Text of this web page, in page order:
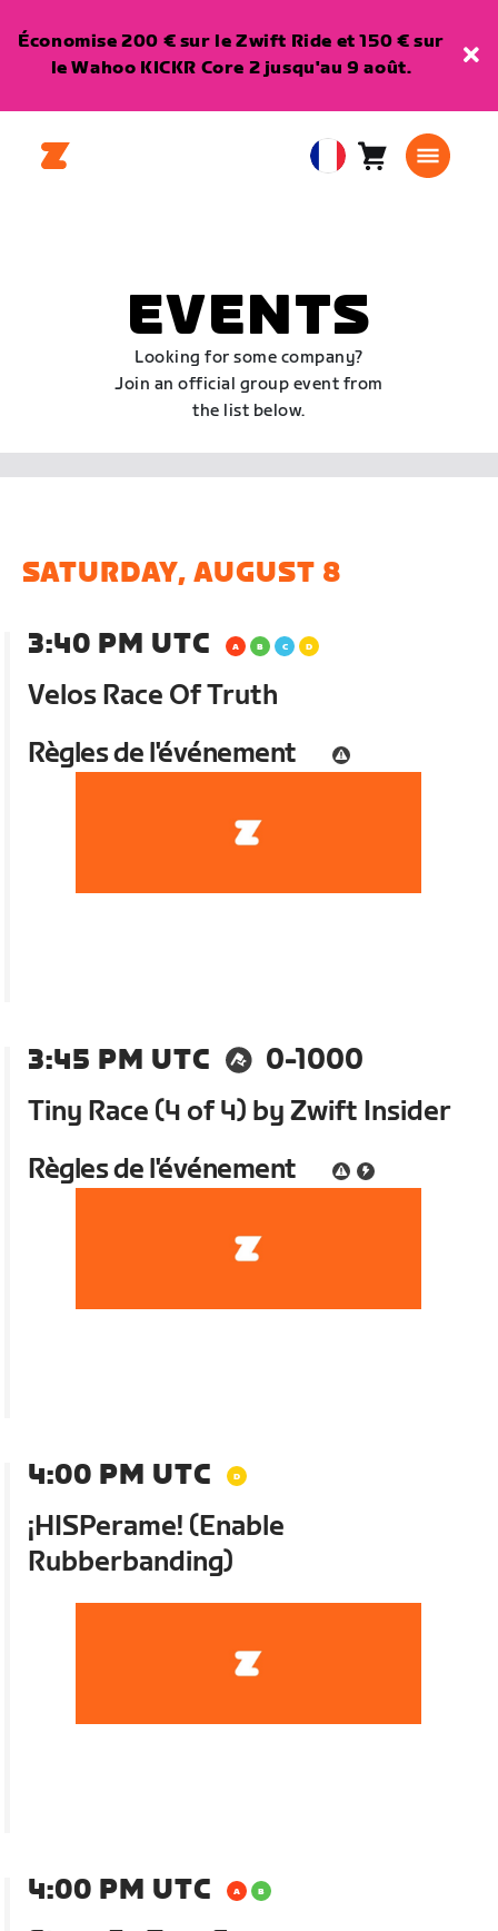
Économise 200 € sur le Zwift Ride et 150 € sur
le Wahoo KICKR Core 2 jusqu'au 9 août.
EuropeanPanier0
EVENTS
Looking for some company?
Join an official group event from
the list below.
SATURDAY, AUGUST 8
3:40 PM UTC
Velos Race Of Truth
Règles de l'événement
3:45 PM UTC
0-1000
Tiny Race (4 of 4) by Zwift Insider
Règles de l'événement
4:00 PM UTC
¡HISPerame! (Enable
Rubberbanding)
4:00 PM UTC